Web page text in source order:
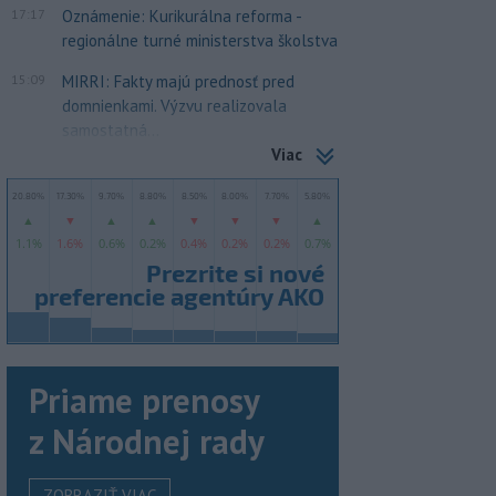
17:17
Oznámenie: Kurikurálna reforma -
regionálne turné ministerstva školstva
15:09
MIRRI: Fakty majú prednosť pred
domnienkami. Výzvu realizovala
samostatná...
Viac
Priame prenosy
z Národnej rady